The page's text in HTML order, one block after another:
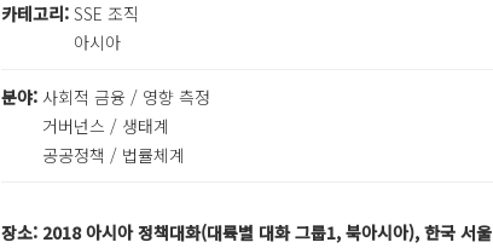
카테고리: SSE 조직
아시아
분야: 사회적 금융 / 영향 측정
거버넌스 / 생태계
공공정책 / 법률체계
장소: 2018 아시아 정책대화(대륙별 대화 그룹1, 북아시아), 한국 서울